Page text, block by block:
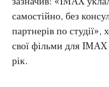
самостійно, без
партнерів по студії»,
свої фільми для
рік.